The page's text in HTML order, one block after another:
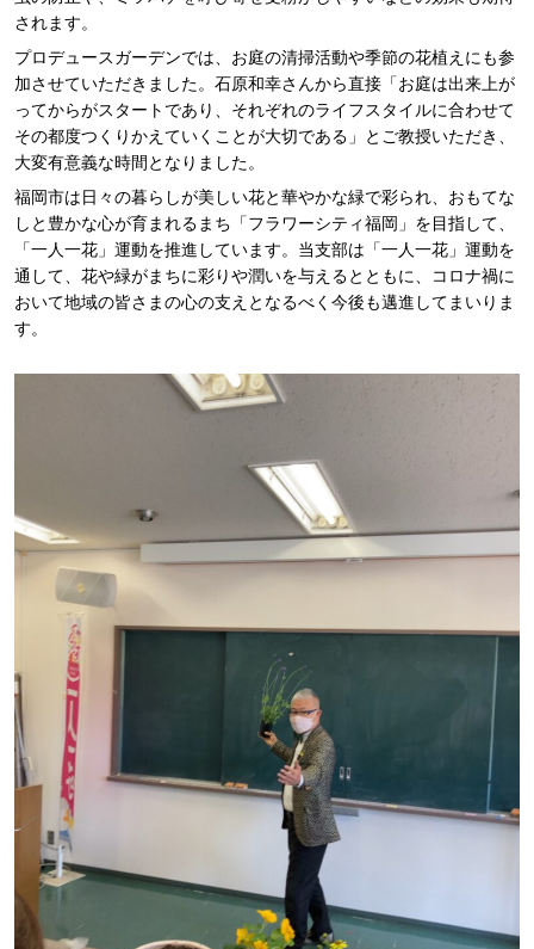
されます。
プロデュースガーデンでは、お庭の清掃活動や季節の花植えにも参
加させていただきました。石原和幸さんから直接「お庭は出来上が
ってからがスタートであり、それぞれのライフスタイルに合わせて
その都度つくりかえていくことが大切である」とご教授いただき、
大変有意義な時間となりました。
福岡市は日々の暮らしが美しい花と華やかな緑で彩られ、おもてな
しと豊かな心が育まれるまち「フラワーシティ福岡」を目指して、
「一人一花」運動を推進しています。当支部は「一人一花」運動を
通して、花や緑がまちに彩りや潤いを与えるとともに、コロナ禍に
おいて地域の皆さまの心の支えとなるべく今後も邁進してまいりま
す。